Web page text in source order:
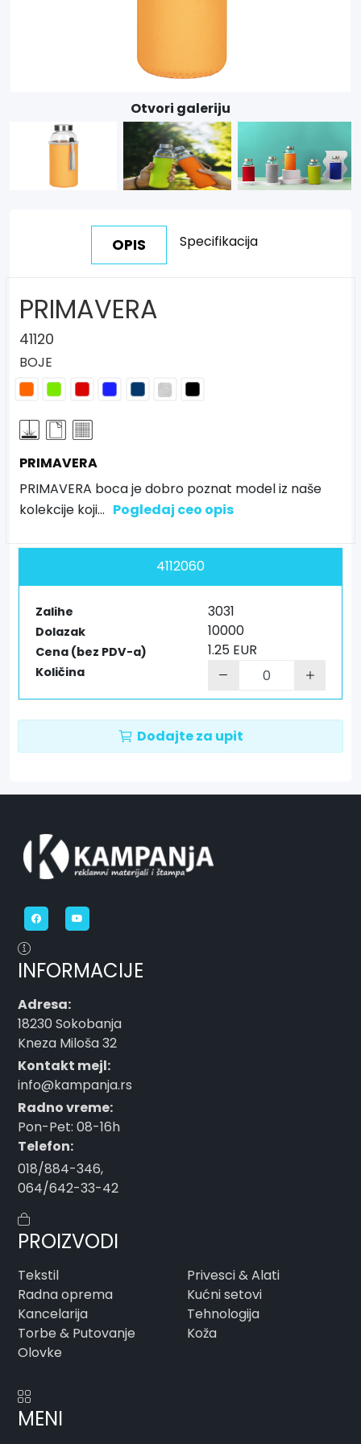
Otvori galeriju
OPIS Specifikacija
PRIMAVERA
41120
BOJE
PRIMAVERA
PRIMAVERA boca je dobro poznat model iz naše
kolekcije koji... Pogledaj ceo opis
4112060
Zalihe
Dolazak
Cena (bez PDV-a)
Količina
3031
10000
1.25 EUR
Dodajte za upit
INFORMACIJE
Adresa:
18230 Sokobanja
Kneza Miloša 32
Kontakt mejl:
info@kampanja.rs
Radno vreme:
Pon-Pet: 08-16h
Telefon:
018/884-346,
064/642-33-42
PROIZVODI
Tekstil
Radna oprema
Kancelarija
Torbe & Putovanje
Olovke
Privesci & Alati
Kućni setovi
Tehnologija
Koža
MENI